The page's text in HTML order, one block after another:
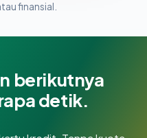
finansial.
berikutnya
detik.